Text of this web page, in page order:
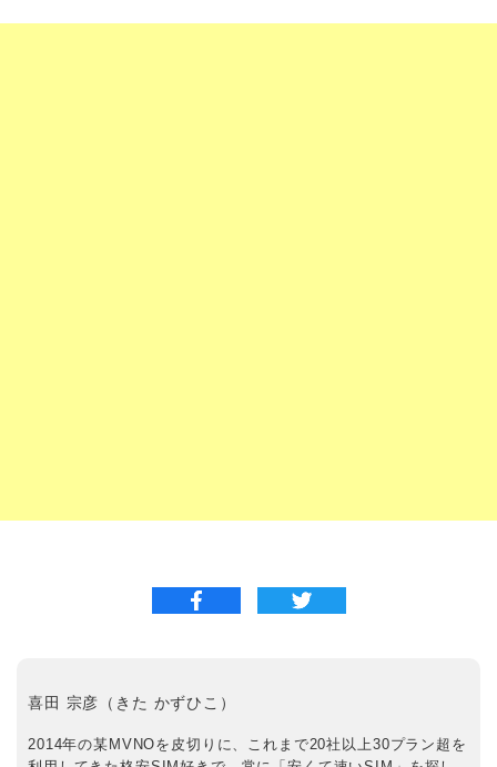
喜田 宗彦（きた かずひこ）
2014年の某MVNOを皮切りに、これまで20社以上30プラン超を